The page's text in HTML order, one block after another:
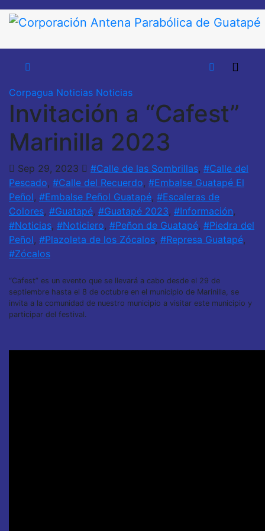
Saltar
Corpagua Noticias Noticias
Invitación a “Cafest”
Marinilla 2023
Sep 29, 2023 #Calle de las Sombrillas, #Calle del
Pescado, #Calle del Recuerdo, #Embalse Guatapé El
Peñol, #Embalse Peñol Guatapé, #Escaleras de
Colores, #Guatapé, #Guatapé 2023, #Información,
#Noticias, #Noticiero, #Peñon de Guatapé, #Piedra del
Peñol, #Plazoleta de los Zócalos, #Represa Guatapé,
#Zócalos
“Cafest” es un evento que se llevará a cabo desde el 29 de
septiembre hasta el 8 de octubre en el municipio de Marinilla, se
invita a la comunidad de nuestro municipio a visitar este municipio y
participar del festival.